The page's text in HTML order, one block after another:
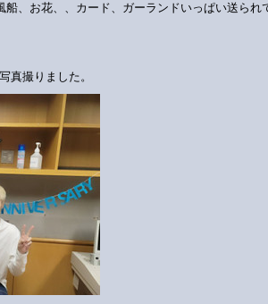
、お花、、カード、ガーランドいっぱい送られ
真撮りました。